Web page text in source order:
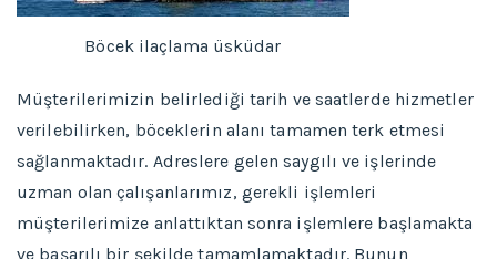
Böcek ilaçlama üsküdar
Müşterilerimizin belirlediği tarih ve saatlerde hizmetler
verilebilirken, böceklerin alanı tamamen terk etmesi
sağlanmaktadır. Adreslere gelen saygılı ve işlerinde
uzman olan çalışanlarımız, gerekli işlemleri
müşterilerimize anlattıktan sonra işlemlere başlamakta
ve başarılı bir şekilde tamamlamaktadır. Bunun